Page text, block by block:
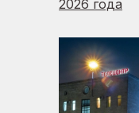
2026 года